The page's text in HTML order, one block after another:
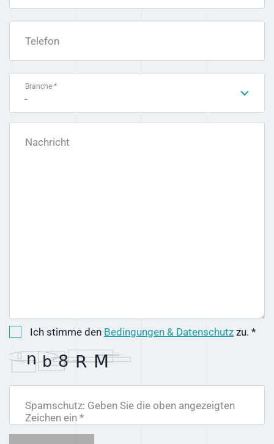
Telefon
Branche *
-
Nachricht
Ich stimme den Bedingungen & Datenschutz zu. *
Spamschutz: Geben Sie die oben angezeigten
Zeichen ein *